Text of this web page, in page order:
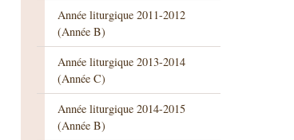
Année liturgique 2011-2012
(Année B)
Année liturgique 2013-2014
(Année C)
Année liturgique 2014-2015
(Année B)